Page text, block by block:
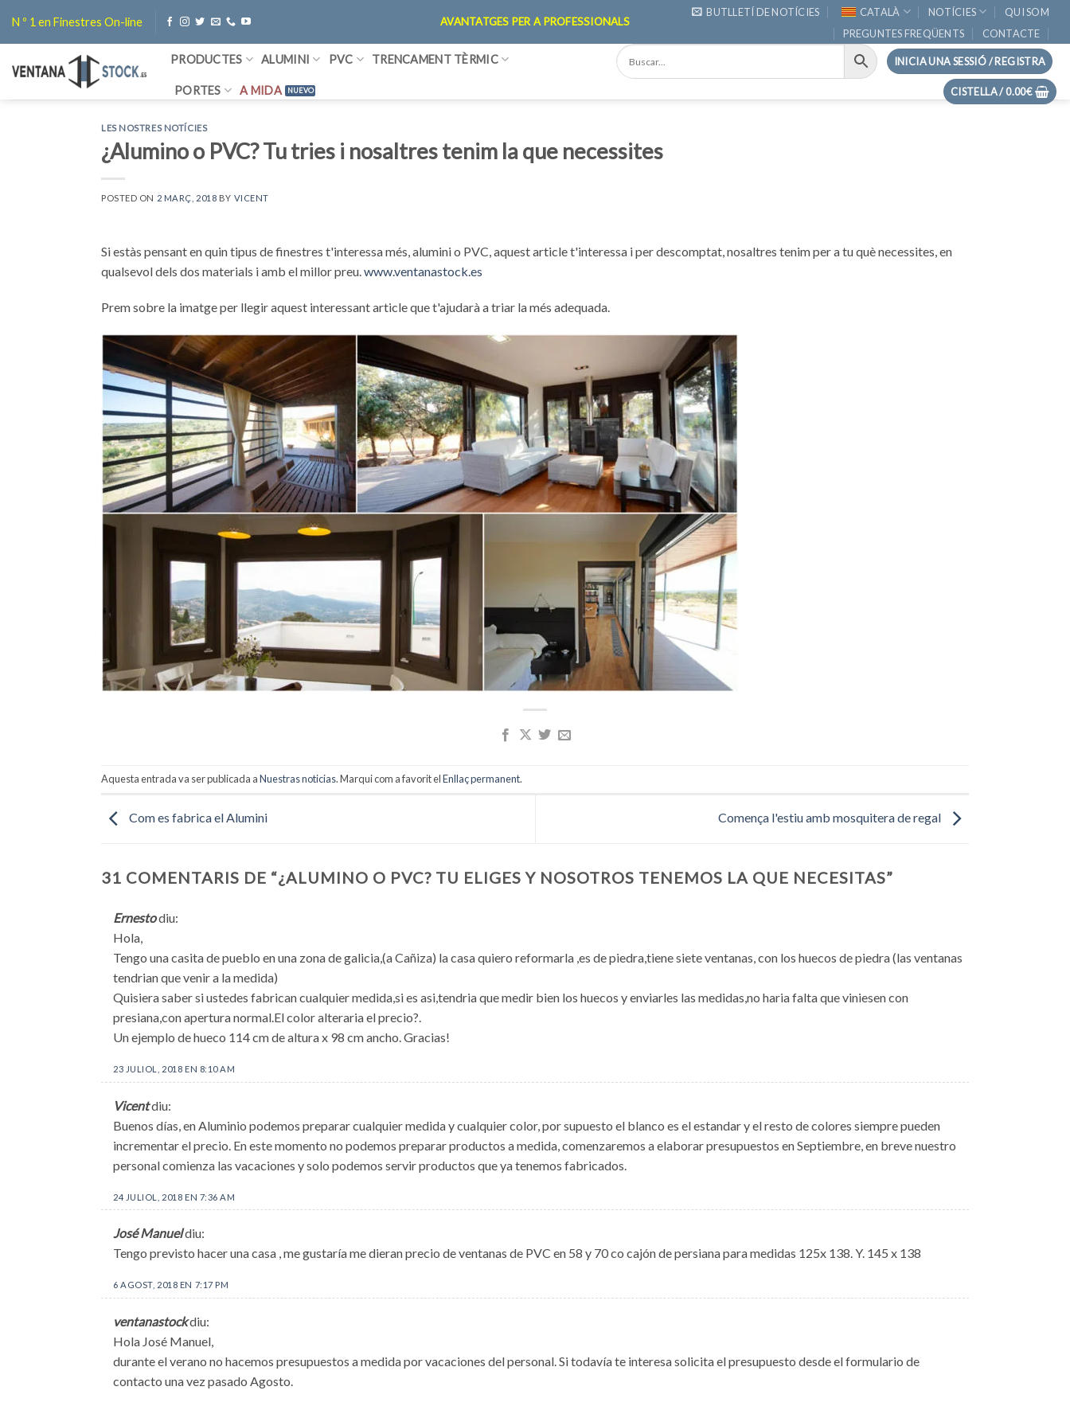
content
N º 1 en Finestres On-line AVANTATGES PER A PROFESSIONALS
BUTLLETÍ DE NOTÍCIES CATALÀ NOTÍCIES
QUI SOM
PREGUNTES FREQÜENTS
CONTACTE
PRODUCTES ALUMINI PVC TRENCAMENT TÈRMIC
PORTES A MIDA
INICIA UNA SESSIÓ / REGISTRA
CISTELLA /0.00€
LES NOSTRES NOTÍCIES
¿Alumino o PVC? Tu tries i nosaltres tenim la que necessites
POSTED ON 2 MARÇ, 2018 BY VICENT
Si estàs pensant en quin tipus de finestres t'interessa més, alumini o PVC, aquest article t'interessa i per descomptat, nosaltres tenim per a tu què necessites, en
qualsevol dels dos materials i amb el millor preu. www.ventanastock.es
Prem sobre la imatge per llegir aquest interessant article que t'ajudarà a triar la més adequada.
Aquesta entrada va ser publicada aNuestras noticias. Marqui com a favorit elEnllaç permanent.
Com es fabrica el Alumini Comença l'estiu amb mosquitera de regal
31 COMENTARIS DE “¿ALUMINO O PVC? TU ELIGES Y NOSOTROS TENEMOS LA QUE NECESITAS”
Ernestodiu:
Hola,
Tengo una casita de pueblo en una zona de galicia,(a Cañiza) la casa quiero reformarla ,es de piedra,tiene siete ventanas, con los huecos de piedra (las ventanas
tendrian que venir a la medida)
Quisiera saber si ustedes fabrican cualquier medida,si es asi,tendria que medir bien los huecos y enviarles las medidas,no haria falta que viniesen con
presiana,con apertura normal.El color alteraria el precio?.
Un ejemplo de hueco 114 cm de altura x 98 cm ancho. Gracias!
23 JULIOL, 2018 EN 8:10 AM
Vicentdiu:
Buenos días, en Aluminio podemos preparar cualquier medida y cualquier color, por supuesto el blanco es el estandar y el resto de colores siempre pueden
incrementar el precio. En este momento no podemos preparar productos a medida, comenzaremos a elaborar presupuestos en Septiembre, en breve nuestro
personal comienza las vacaciones y solo podemos servir productos que ya tenemos fabricados.
24 JULIOL, 2018 EN 7:36 AM
José Manueldiu:
Tengo previsto hacer una casa , me gustaría me dieran precio de ventanas de PVC en 58 y 70 co cajón de persiana para medidas 125x 138. Y. 145 x 138
6 AGOST, 2018 EN 7:17 PM
ventanastockdiu:
Hola José Manuel,
durante el verano no hacemos presupuestos a medida por vacaciones del personal. Si todavía te interesa solicita el presupuesto desde el formulario de
contacto una vez pasado Agosto.